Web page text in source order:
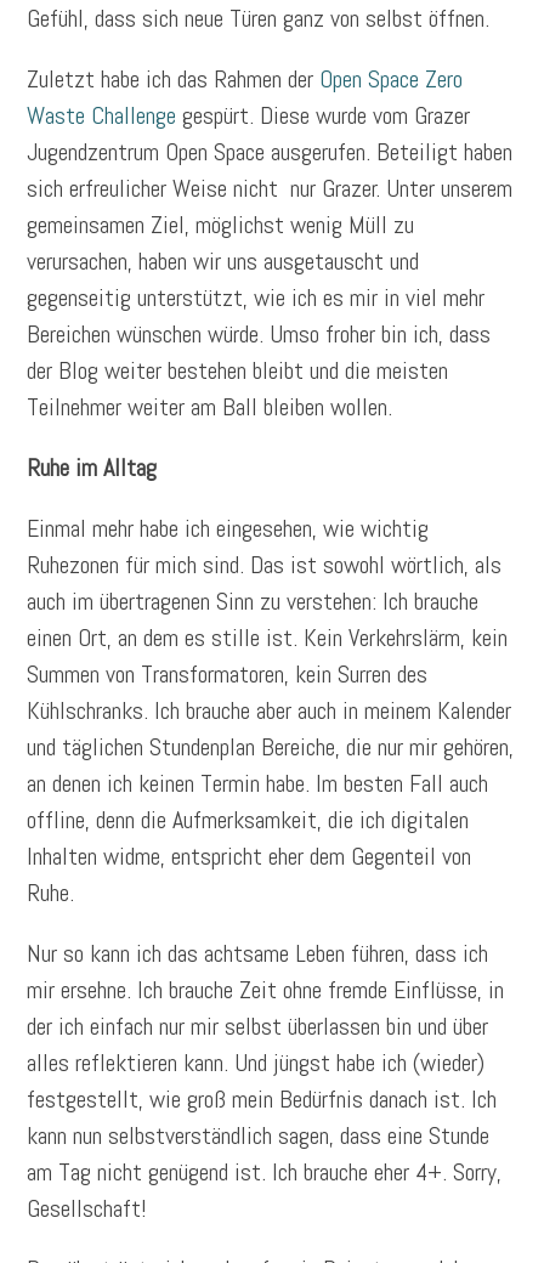
Gefühl, dass sich neue Türen ganz von selbst öffnen.
Zuletzt habe ich das Rahmen der Open Space Zero
Waste Challenge gespürt. Diese wurde vom Grazer
Jugendzentrum Open Space ausgerufen. Beteiligt haben
sich erfreulicher Weise nicht nur Grazer. Unter unserem
gemeinsamen Ziel, möglichst wenig Müll zu
verursachen, haben wir uns ausgetauscht und
gegenseitig unterstützt, wie ich es mir in viel mehr
Bereichen wünschen würde. Umso froher bin ich, dass
der Blog weiter bestehen bleibt und die meisten
Teilnehmer weiter am Ball bleiben wollen.
Ruhe im Alltag
Einmal mehr habe ich eingesehen, wie wichtig
Ruhezonen für mich sind. Das ist sowohl wörtlich, als
auch im übertragenen Sinn zu verstehen: Ich brauche
einen Ort, an dem es stille ist. Kein Verkehrslärm, kein
Summen von Transformatoren, kein Surren des
Kühlschranks. Ich brauche aber auch in meinem Kalender
und täglichen Stundenplan Bereiche, die nur mir gehören,
an denen ich keinen Termin habe. Im besten Fall auch
offline, denn die Aufmerksamkeit, die ich digitalen
Inhalten widme, entspricht eher dem Gegenteil von
Ruhe.
Nur so kann ich das achtsame Leben führen, dass ich
mir ersehne. Ich brauche Zeit ohne fremde Einflüsse, in
der ich einfach nur mir selbst überlassen bin und über
alles reflektieren kann. Und jüngst habe ich (wieder)
festgestellt, wie groß mein Bedürfnis danach ist. Ich
kann nun selbstverständlich sagen, dass eine Stunde
am Tag nicht genügend ist. Ich brauche eher 4+. Sorry,
Gesellschaft!